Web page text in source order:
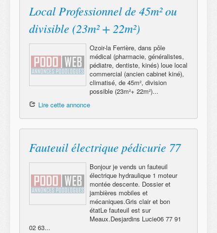
Local Professionnel de 45m² ou
divisible (23m² + 22m²)
Ozoir-la Ferrière, dans pôle
médical (pharmacie, généralistes,
pédiatre, dentiste, kinés) loue local
commercial (ancien cabinet kiné),
climatisé, de 45m², division
possible (23m²+ 22m²)...
Lire cette annonce
Fauteuil électrique pédicurie 77
Bonjour je vends un fauteuil
électrique hydraulique 1 moteur
montée descente. Dossier et
jambières mobiles et
mécaniques.Gris clair et bon
étatLe fauteuil est sur
Meaux.Desjardins Lucie06 77 91
02 63...